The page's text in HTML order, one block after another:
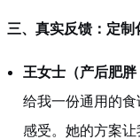
三、真实反馈：定
王女士（产后肥胖
给我一份通用的
感受。她的方案